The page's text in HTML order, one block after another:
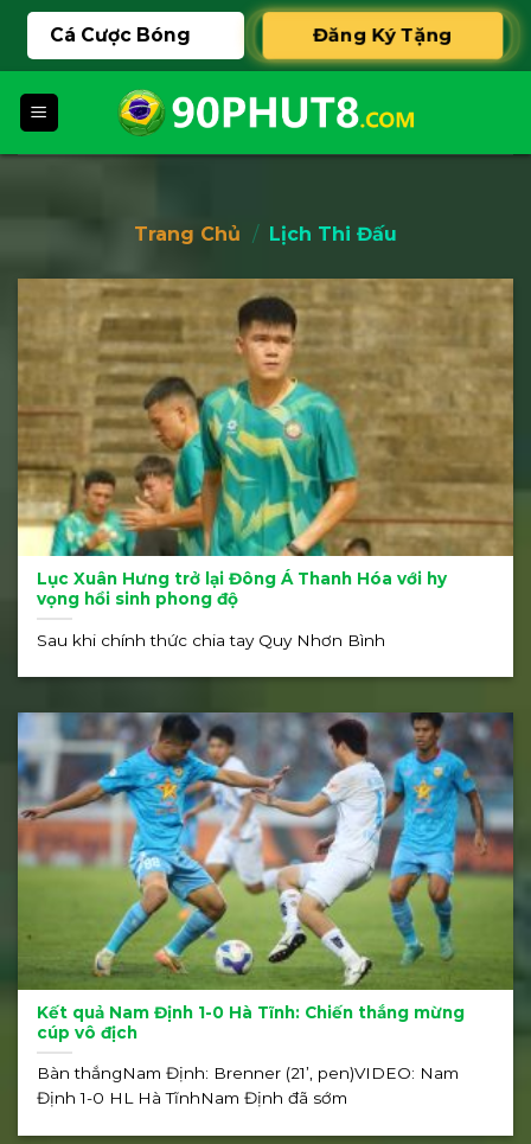
Skip
content
Cá Cược Bóng Đăng Ký Tặng
Trang Chủ / Lịch Thi Đấu
Lục Xuân Hưng trở lại Đông Á Thanh Hóa với hy
vọng hồi sinh phong độ
Sau khi chính thức chia tay Quy Nhơn Bình
Kết quả Nam Định 1-0 Hà Tĩnh: Chiến thắng mừng
cúp vô địch
Bàn thắngNam Định: Brenner (21’, pen)VIDEO: Nam
Định 1-0 HL Hà TĩnhNam Định đã sớm